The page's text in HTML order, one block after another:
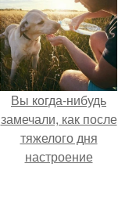
Вы когда-нибудь
замечали, как после
тяжелого дня
настроение